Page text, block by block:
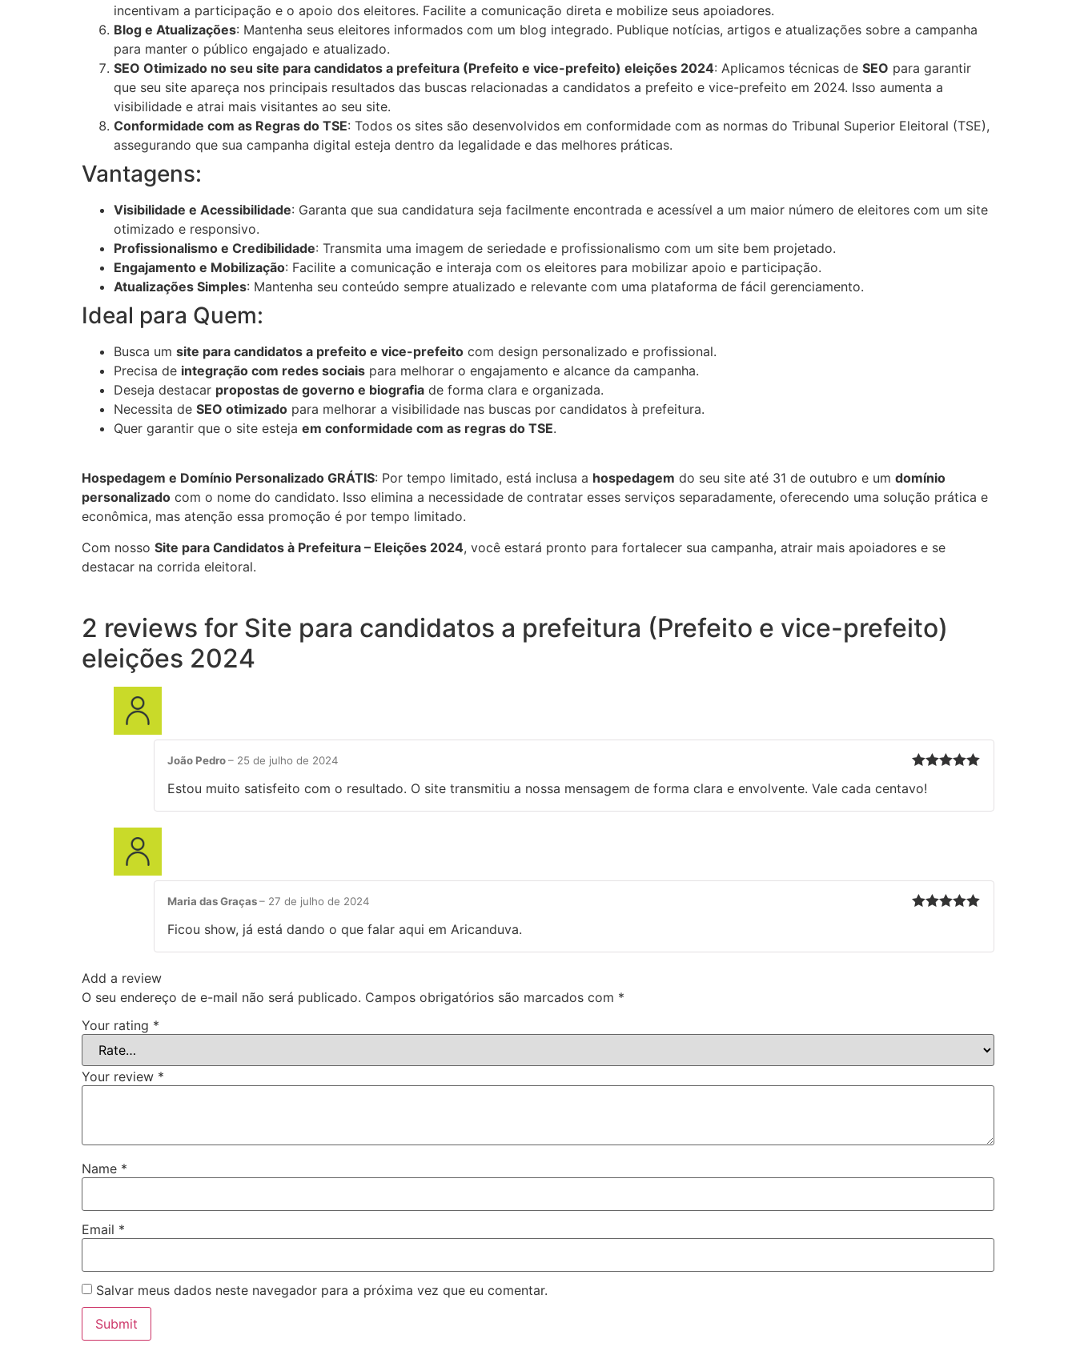
incentivam a participação e o apoio dos eleitores. Facilite a comunicação direta e mobilize seus apoiadores.
Blog e Atualizações: Mantenha seus eleitores informados com um blog integrado. Publique notícias, artigos e atualizações sobre a campanha
para manter o público engajado e atualizado.
SEO Otimizado no seu site para candidatos a prefeitura (Prefeito e vice-prefeito) eleições 2024: Aplicamos técnicas de SEO para garantir
que seu site apareça nos principais resultados das buscas relacionadas a candidatos a prefeito e vice-prefeito em 2024. Isso aumenta a
visibilidade e atrai mais visitantes ao seu site.
Conformidade com as Regras do TSE: Todos os sites são desenvolvidos em conformidade com as normas do Tribunal Superior Eleitoral (TSE),
assegurando que sua campanha digital esteja dentro da legalidade e das melhores práticas.
Vantagens:
Visibilidade e Acessibilidade: Garanta que sua candidatura seja facilmente encontrada e acessível a um maior número de eleitores com um site
otimizado e responsivo.
Profissionalismo e Credibilidade: Transmita uma imagem de seriedade e profissionalismo com um site bem projetado.
Engajamento e Mobilização: Facilite a comunicação e interaja com os eleitores para mobilizar apoio e participação.
Atualizações Simples: Mantenha seu conteúdo sempre atualizado e relevante com uma plataforma de fácil gerenciamento.
Ideal para Quem:
Busca um site para candidatos a prefeito e vice-prefeito com design personalizado e profissional.
Precisa de integração com redes sociais para melhorar o engajamento e alcance da campanha.
Deseja destacar propostas de governo e biografia de forma clara e organizada.
Necessita de SEO otimizado para melhorar a visibilidade nas buscas por candidatos à prefeitura.
Quer garantir que o site esteja em conformidade com as regras do TSE.
Hospedagem e Domínio Personalizado GRÁTIS: Por tempo limitado, está inclusa a hospedagem do seu site até 31 de outubro e um domínio
personalizado com o nome do candidato. Isso elimina a necessidade de contratar esses serviços separadamente, oferecendo uma solução prática e
econômica, mas atenção essa promoção é por tempo limitado.
Com nosso Site para Candidatos à Prefeitura – Eleições 2024, você estará pronto para fortalecer sua campanha, atrair mais apoiadores e se
destacar na corrida eleitoral.
2 reviews for Site para candidatos a prefeitura (Prefeito e vice-prefeito)
eleições 2024
of 5
João Pedro– 25 de julho de 2024
Estou muito satisfeito com o resultado. O site transmitiu a nossa mensagem de forma clara e envolvente. Vale cada centavo!
Maria das Graças– 27 de julho de 2024
Ficou show, já está dando o que falar aqui em Aricanduva.
Add a review
O seu endereço de e-mail não será publicado. Campos obrigatórios são marcados com *
Your rating *
Your review *
Name *
Email *
Salvar meus dados neste navegador para a próxima vez que eu comentar.